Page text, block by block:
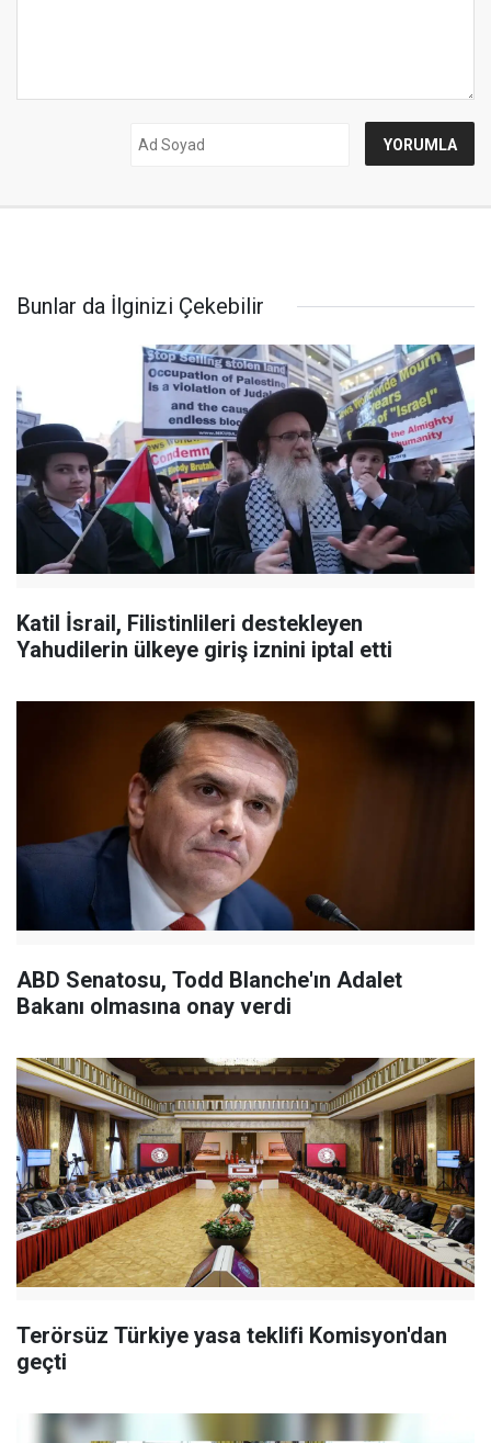
Bunlar da İlginizi Çekebilir
Katil İsrail, Filistinlileri destekleyen
Yahudilerin ülkeye giriş iznini iptal etti
ABD Senatosu, Todd Blanche'ın Adalet
Bakanı olmasına onay verdi
Terörsüz Türkiye yasa teklifi Komisyon'dan
geçti